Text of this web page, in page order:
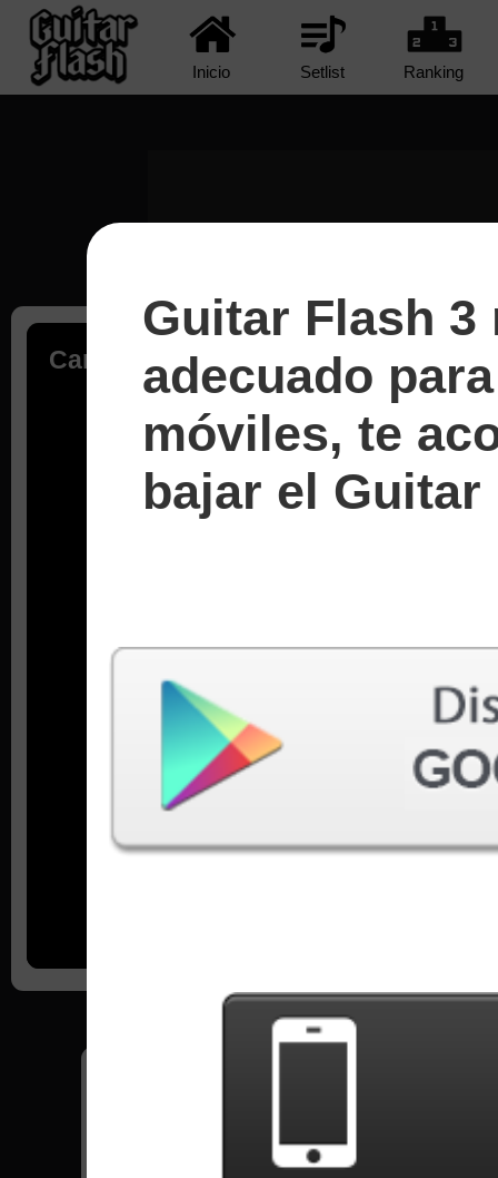
Inicio Setlist Ranking
Cargando...
Guitar Flash 3
adecuado
móviles, te
bajar el